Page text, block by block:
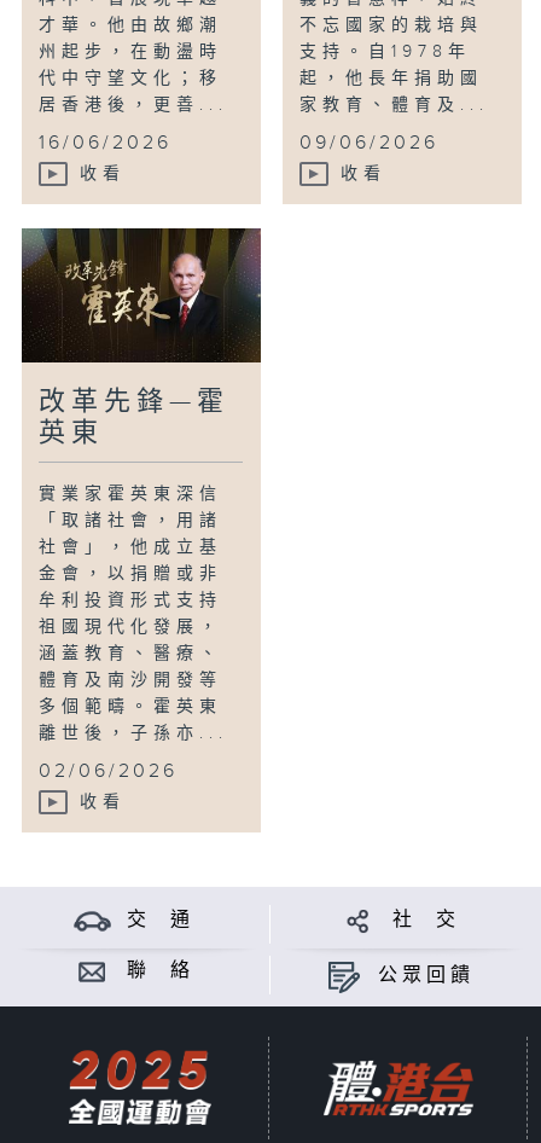
才華。他由故鄉潮
州起步，在動盪時
代中守望文化；移
居香港後，更善...
16/06/2026
收看
不忘國家的栽培與
支持。自1978年
起，他長年捐助國
家教育、體育及...
09/06/2026
收看
改革先鋒—霍
英東
實業家霍英東深信
「取諸社會，用諸
社會」，他成立基
金會，以捐贈或非
牟利投資形式支持
祖國現代化發展，
涵蓋教育、醫療、
體育及南沙開發等
多個範疇。霍英東
離世後，子孫亦...
02/06/2026
收看
交 通 社 交
聯 絡 公眾回饋